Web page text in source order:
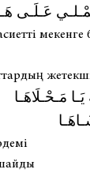
عَـلَـى
مَـحْـلَاهَـا